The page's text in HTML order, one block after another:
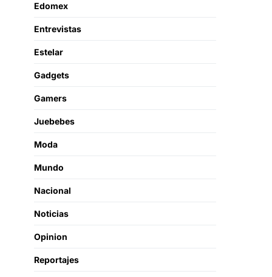
Edomex
Entrevistas
Estelar
Gadgets
Gamers
Juebebes
Moda
Mundo
Nacional
Noticias
Opinion
Reportajes